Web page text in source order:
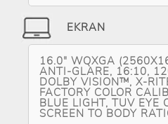
EKRAN
16.0" WQXGA
ANTI-GLARE, 16:10,
DOLBY VISION™, X-
FACTORY COLOR
BLUE LIGHT, TUV EYE
SCREEN TO BODY